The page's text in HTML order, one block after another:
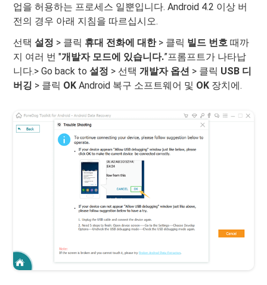
업을 허용하는 프로세스 일뿐입니다. Android 4.2 이상 버
전의 경우 아래 지침을 따르십시오.
선택설정 > 클릭 휴대 전화에 대한> 클릭 빌드 번호때까
지 여러 번 "개발자 모드에 있습니다.”프롬프트가 나타납
니다.> Go back to설정 > 선택개발자 옵션 > 클릭 USB 디
버깅 > 클릭 OKAndroid 복구 소프트웨어 및 OK 장치에.